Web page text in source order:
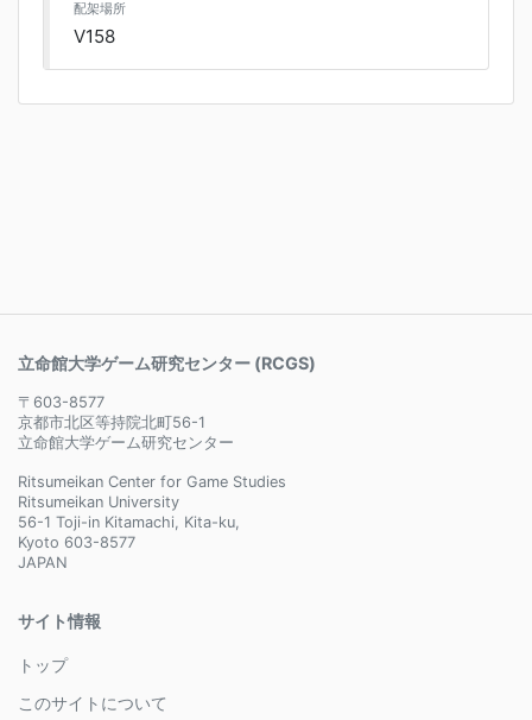
配架場所
V158
立命館大学ゲーム研究センター (RCGS)
〒603-8577
京都市北区等持院北町56-1
立命館大学ゲーム研究センター
Ritsumeikan Center for Game Studies
Ritsumeikan University
56-1 Toji-in Kitamachi, Kita-ku,
Kyoto 603-8577
JAPAN
サイト情報
トップ
このサイトについて